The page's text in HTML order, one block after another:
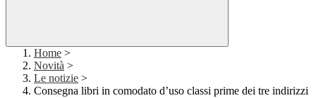
Home >
Novità >
Le notizie >
Consegna libri in comodato d’uso classi prime dei tre indirizzi